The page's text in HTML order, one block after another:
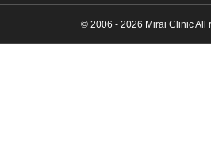
© 2006 - 2026 Mirai Clinic All